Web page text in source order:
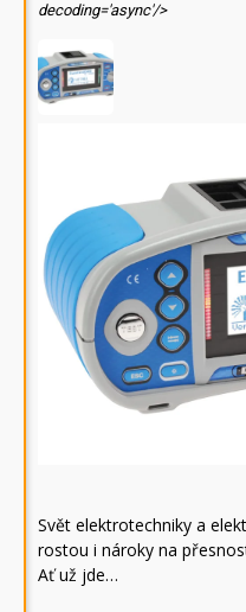
decoding='async'/>
Svět elektrotechniky a
rostou i nároky na
Ať už jde…